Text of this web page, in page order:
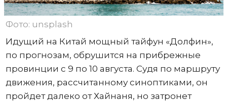
Фото: unsplash
Идущий на Китай мощный тайфун «Долфин»,
по прогнозам, обрушится на прибрежные
провинции с 9 по 10 августа. Судя по маршруту
движения, рассчитанному синоптиками, он
пройдет далеко от Хайнаня, но затронет